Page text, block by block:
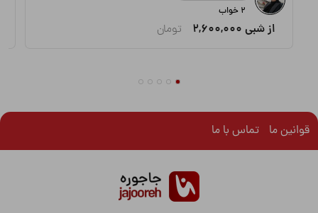
2 خواب
از شبی 2,600,000 تومان
قوانین ما تماس با ما